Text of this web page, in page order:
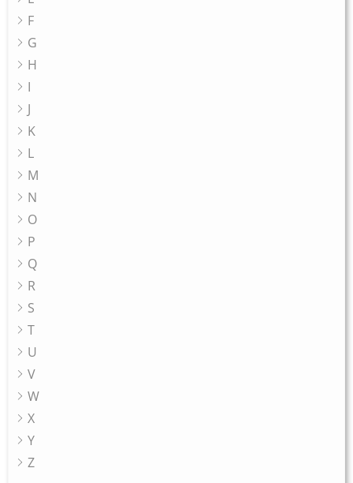
F
G
H
I
J
K
L
M
N
O
P
Q
R
S
T
U
V
W
X
Y
Z